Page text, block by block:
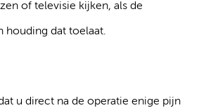
of televisie kijken, als de
houding dat toelaat.
u direct na de operatie enige pijn